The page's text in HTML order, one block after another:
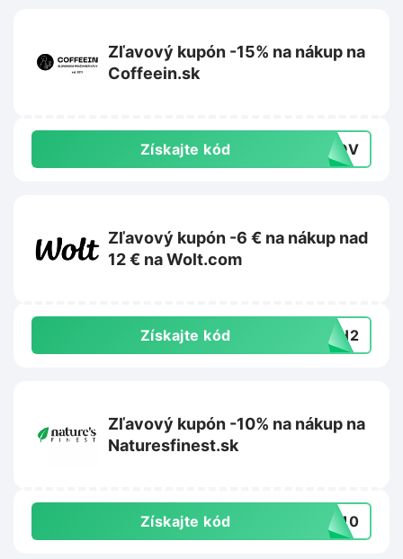
Zľavový kupón -15% na nákup na
Coffeein.sk
Získajte kód OKOV
Zľavový kupón -6 € na nákup nad
12 € na Wolt.com
Získajte kód 26H2
Zľavový kupón -10% na nákup na
Naturesfinest.sk
Získajte kód ME10